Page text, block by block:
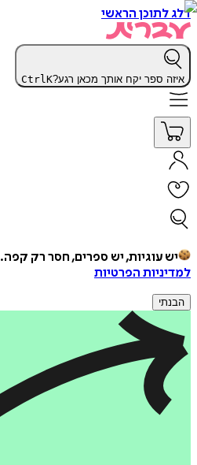
דלג לתוכן הראשי
איזה ספר יקח אותך מכאן רגע? CtrlK
יש עוגיות, יש ספרים, חסר רק קפה.
למדיניות הפרטיות
הבנתי